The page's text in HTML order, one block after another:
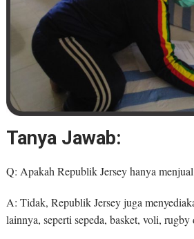
Tanya Jawab:
Q: Apakah Republik Jersey hanya
A: Tidak, Republik Jersey juga
lainnya, seperti sepeda, basket, voli, rugby